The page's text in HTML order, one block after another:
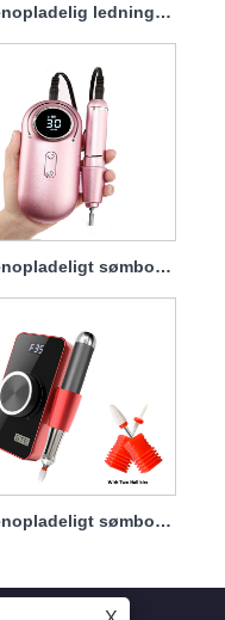
Genopladelig ledningsfri negleboremaskine Kraftig 45w 40000rpm